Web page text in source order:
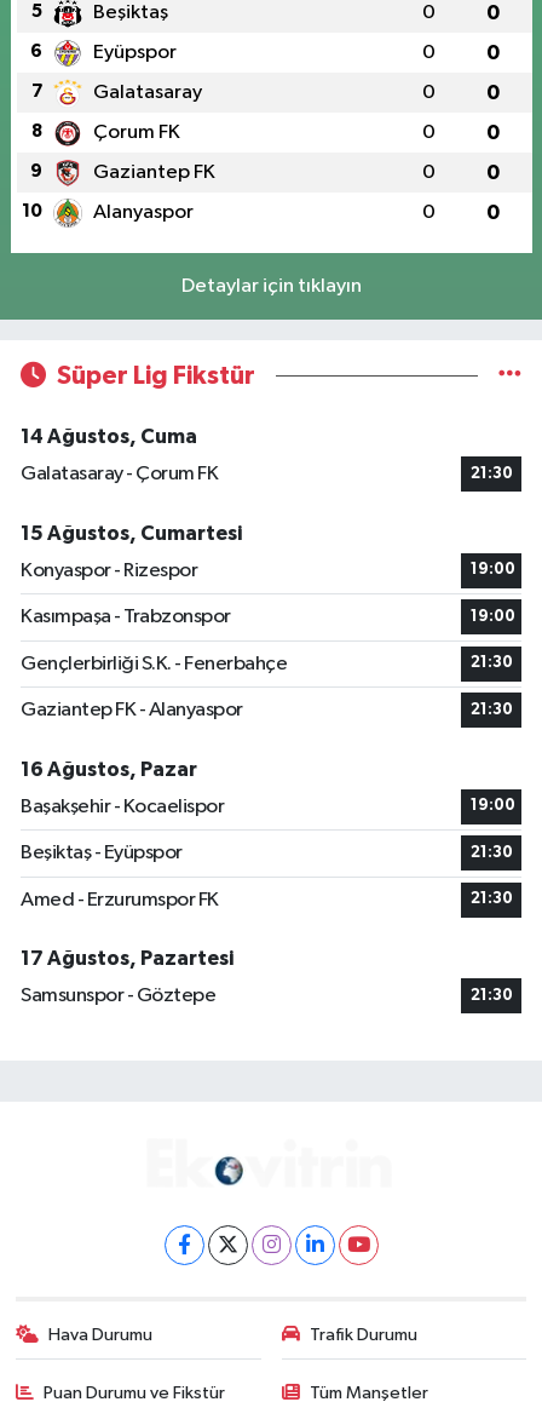
5 Beşiktaş 0 0
6 Eyüpspor 0 0
7 Galatasaray 0 0
8 Çorum FK 0 0
9 Gaziantep FK 0 0
10 Alanyaspor 0 0
Detaylar için tıklayın
Süper Lig Fikstür
14 Ağustos, Cuma
Galatasaray - Çorum FK
21:30
15 Ağustos, Cumartesi
Konyaspor - Rizespor
19:00
Kasımpaşa - Trabzonspor 19:00
Gençlerbirliği S.K. - Fenerbahçe 21:30
Gaziantep FK - Alanyaspor 21:30
16 Ağustos, Pazar
Başakşehir - Kocaelispor
19:00
Beşiktaş - Eyüpspor 21:30
Amed - Erzurumspor FK 21:30
17 Ağustos, Pazartesi
Samsunspor - Göztepe
21:30
Hava Durumu Trafik Durumu
Puan Durumu ve Fikstür Tüm Manşetler